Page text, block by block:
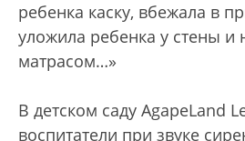
ребенка каску, вбежала в
уложила ребенка у стены и
матрасом…»
В детском саду AgapeLand
воспитатели при звуке